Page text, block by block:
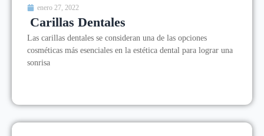
enero 27, 2022
Carillas Dentales
Las carillas dentales se consideran una de las opciones
cosméticas más esenciales en la estética dental para lograr una
sonrisa